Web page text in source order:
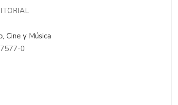
Cine y Música
0